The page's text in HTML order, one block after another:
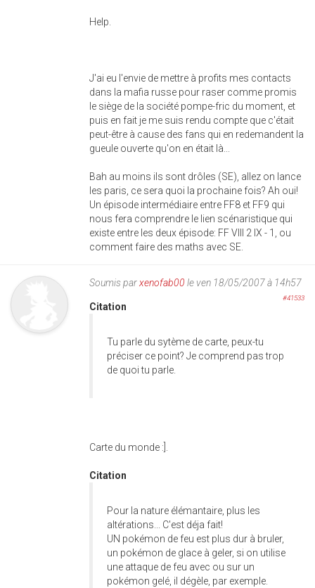
Help.
J'ai eu l'envie de mettre à profits mes contacts
dans la mafia russe pour raser comme promis
le siège de la société pompe-fric du moment, et
puis en fait je me suis rendu compte que c'était
peut-être à cause des fans qui en redemandent la
gueule ouverte qu'on en était là...
Bah au moins ils sont drôles (SE), allez on lance
les paris, ce sera quoi la prochaine fois? Ah oui!
Un épisode intermédiaire entre FF8 et FF9 qui
nous fera comprendre le lien scénaristique qui
existe entre les deux épisode: FF VIII 2 IX - 1, ou
comment faire des maths avec SE.
Soumis parxenofab00 le ven 18/05/2007 à 14h57
#41533
Citation
Tu parle du sytème de carte, peux-tu
préciser ce point? Je comprend pas trop
de quoi tu parle.
Carte du monde :].
Citation
Pour la nature élémantaire, plus les
altérations... C'est déja fait!
UN pokémon de feu est plus dur à bruler,
un pokémon de glace à geler, si on utilise
une attaque de feu avec ou sur un
pokémon gelé, il dégèle, par exemple.